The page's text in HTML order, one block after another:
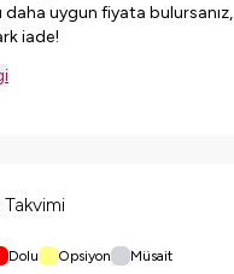
daha uygun fiyata bulursanız,
iade!
Dolu Opsiyon Müsait